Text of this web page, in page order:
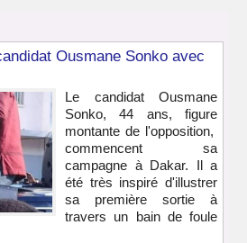
Ousmane Sonko avec
Le candidat Ousmane
Sonko, 44 ans, figure
montante de l'opposition,
commencent sa
campagne à Dakar. Il a
été très inspiré d'illustrer
sa première sortie à
travers un bain de foule